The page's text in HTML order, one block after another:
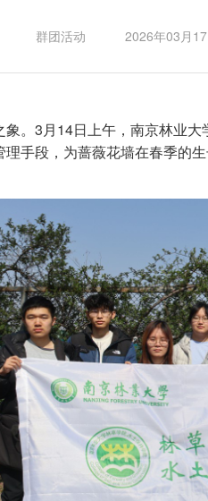
群团活动 2026年03月
。3月14日上午，南京林业
手段，为蔷薇花墙在春季的